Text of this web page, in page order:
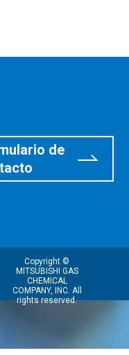
de
Copyright ©
MITSUBISHI GAS
CHEMICAL
COMPANY, INC. All
rights reserved.